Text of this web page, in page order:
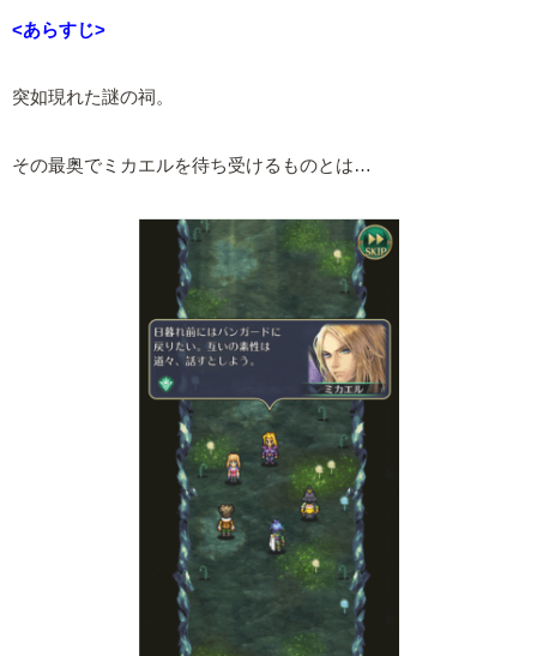
<あらすじ>
突如現れた謎の祠。
その最奥でミカエルを待ち受けるものとは…